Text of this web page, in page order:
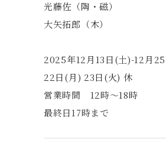
光藤佐（陶・磁）
大矢拓郎（木）
2025年12月13日(土)-12月
22日(月) 23日(火) 休
営業時間 12時～18時
最終日17時まで